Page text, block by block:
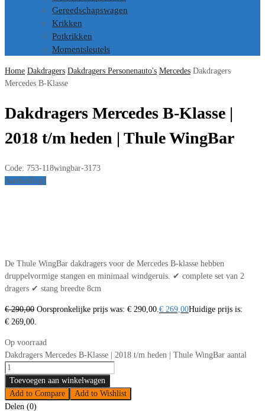
Gereedschapswagen
Krikken
Potkrikken
Momentsleutels
Home Dakdragers Dakdragers Personenauto's Mercedes Dakdragers
Mercedes B-Klasse
Dakdragers Mercedes B-Klasse |
2018 t/m heden | Thule WingBar
Code: 753-118wingbar-3173
Aanbieding!
De Thule WingBar dakdragers voor de Mercedes B-klasse hebben
druppelvormige stangen en minimaal windgeruis. ✔ complete set van 2
dragers ✔ stang breedte 8cm
€290,00 Oorspronkelijke prijs was: € 290,00. € 269,00Huidige prijs is:
€ 269,00.
Op voorraad
Dakdragers Mercedes B-Klasse | 2018 t/m heden | Thule WingBar aantal
Toevoegen aan winkelwagen
Add to Compare
Add to Wishlist
Delen (0)